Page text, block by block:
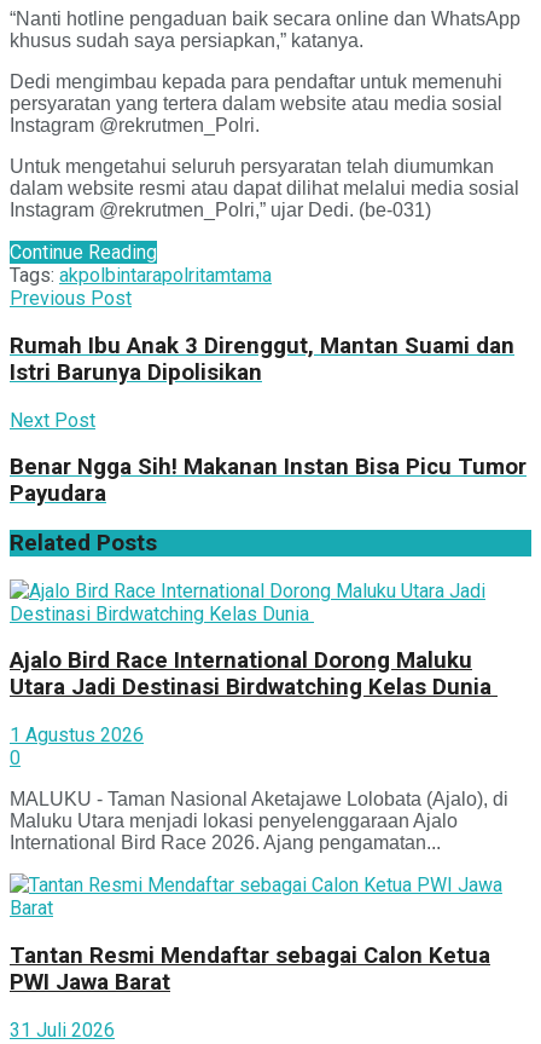
“Nanti hotline pengaduan baik secara online dan WhatsApp
khusus sudah saya persiapkan,” katanya.
Dedi mengimbau kepada para pendaftar untuk memenuhi
persyaratan yang tertera dalam website atau media sosial
Instagram @rekrutmen_Polri.
Untuk mengetahui seluruh persyaratan telah diumumkan
dalam website resmi atau dapat dilihat melalui media sosial
Instagram @rekrutmen_Polri,” ujar Dedi. (be-031)
Continue Reading
Tags: akpolbintarapolritamtama
Previous Post
Rumah Ibu Anak 3 Direnggut, Mantan Suami dan
Istri Barunya Dipolisikan
Next Post
Benar Ngga Sih! Makanan Instan Bisa Picu Tumor
Payudara
Related Posts
Ajalo Bird Race International Dorong Maluku
Utara Jadi Destinasi Birdwatching Kelas Dunia
1 Agustus 2026
0
MALUKU - Taman Nasional Aketajawe Lolobata (Ajalo), di
Maluku Utara menjadi lokasi penyelenggaraan Ajalo
International Bird Race 2026. Ajang pengamatan...
Tantan Resmi Mendaftar sebagai Calon Ketua
PWI Jawa Barat
31 Juli 2026